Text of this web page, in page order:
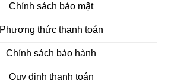
Chính sách bảo mật
Phương thức thanh toán
Chính sách bảo hành
Quy định thanh toán